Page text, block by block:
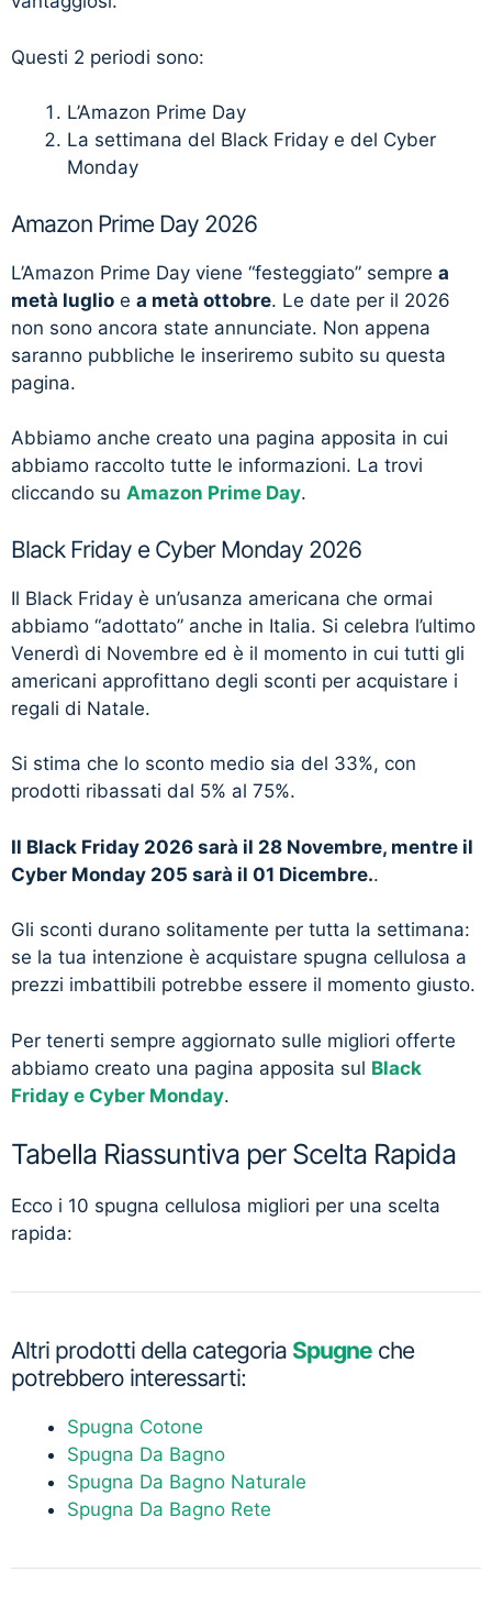
Questi 2 periodi sono:
L’Amazon Prime Day
La settimana del Black Friday e del Cyber
Monday
Amazon Prime Day 2026
L’Amazon Prime Day viene “festeggiato” sempre a
metà luglio e a metà ottobre. Le date per il 2026
non sono ancora state annunciate. Non appena
saranno pubbliche le inseriremo subito su questa
pagina.
Abbiamo anche creato una pagina apposita in cui
abbiamo raccolto tutte le informazioni. La trovi
cliccando su Amazon Prime Day.
Black Friday e Cyber Monday 2026
Il Black Friday è un’usanza americana che ormai
abbiamo “adottato” anche in Italia. Si celebra l’ultimo
Venerdì di Novembre ed è il momento in cui tutti gli
americani approfittano degli sconti per acquistare i
regali di Natale.
Si stima che lo sconto medio sia del 33%, con
prodotti ribassati dal 5% al 75%.
Il Black Friday 2026 sarà il 28 Novembre, mentre il
Cyber Monday 205 sarà il 01 Dicembre..
Gli sconti durano solitamente per tutta la settimana:
se la tua intenzione è acquistare spugna cellulosa a
prezzi imbattibili potrebbe essere il momento giusto.
Per tenerti sempre aggiornato sulle migliori offerte
abbiamo creato una pagina apposita sul Black
Friday e Cyber Monday.
Tabella Riassuntiva per Scelta Rapida
Ecco i 10 spugna cellulosa migliori per una scelta
rapida:
Altri prodotti della categoria Spugne che
potrebbero interessarti:
Spugna Cotone
Spugna Da Bagno
Spugna Da Bagno Naturale
Spugna Da Bagno Rete